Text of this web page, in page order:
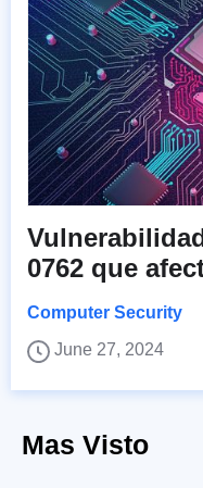
0762 que
Computer Security
June 27, 2024
Mas Visto